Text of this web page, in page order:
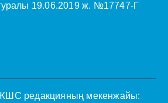
19.06.2019 ж. №17747-Г
редакцияның мекенжайы: